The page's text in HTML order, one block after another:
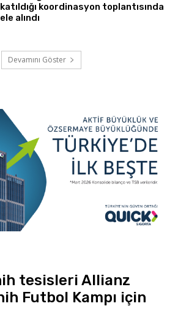
katıldığı koordinasyon toplantısında
ele alındı
Devamını Göster